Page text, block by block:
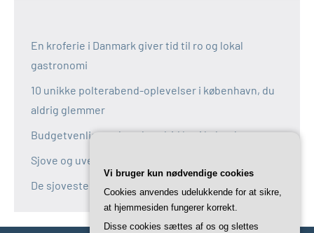
En kroferie i Danmark giver tid til ro og lokal
gastronomi
10 unikke polterabend-oplevelser i københavn, du
aldrig glemmer
Budgetvenlige polterabend-idéer i københavn
Sjove og uventede polterabend-idéer i københavn
De sjoveste aktiviteter til polterabend i københavn
Vi bruger kun nødvendige cookies
Cookies anvendes udelukkende for at sikre,
at hjemmesiden fungerer korrekt.
Disse cookies sættes af os og slettes